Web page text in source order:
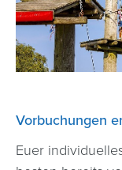
Vorbuchungen
Euer